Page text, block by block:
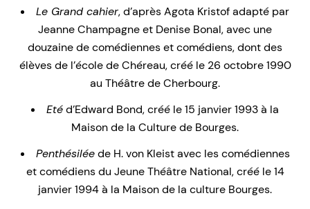
Le Grand cahier, d’après Agota Kristof adapté par
Jeanne Champagne et Denise Bonal, avec une
douzaine de comédiennes et comédiens, dont des
élèves de l’école de Chéreau, créé le 26 octobre 1990
au Théâtre de Cherbourg.
Etéd’Edward Bond, créé le 15 janvier 1993 à la
Maison de la Culture de Bourges.
Penthésiléede H. von Kleist avec les comédiennes
et comédiens du Jeune Théâtre National, créé le 14
janvier 1994 à la Maison de la culture Bourges.